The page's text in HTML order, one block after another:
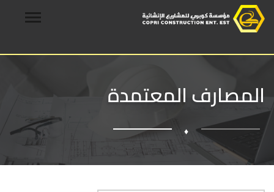
المصارف المعتمدة
♦